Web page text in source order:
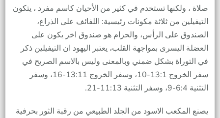
صلاة ، ولكنها تستخدم في كثير من الأحيان كاسم مفرد ، يتكون
التيفيلين من ثلاثة مكونات رئيسية: اللفائف على الذراع،
الصندوق على الرأس، والحزام هو صندوق اخر يكون على
العضلة اليسرى بمواجهة القلب، يعتبر اليهود ان التيفيلين ذكر
في التوراة بشكل ضمني وبالمعنى وليس بالاسم الصريح في
سفر الخروج 13:1-10، وسفر الخروج 13:11-16، وسفر
التثنية 6:4-9، وسفر التثنية 11:13-21.
يصنع المكعب الاسود من الجلد الطبيعي من رقبة الثور بحرفية